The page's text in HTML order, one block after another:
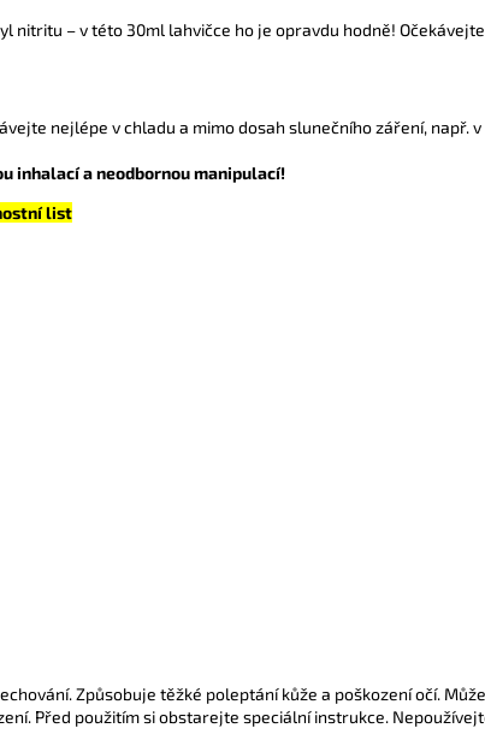
– v této 30ml lahvičce ho je opravdu hodně!
nejlépe v chladu a mimo dosah slunečního záření, např.
inhalací a neodbornou manipulací!
list
Způsobuje těžké poleptání kůže a poškození očí.
Před použitím si obstarejte speciální instrukce.